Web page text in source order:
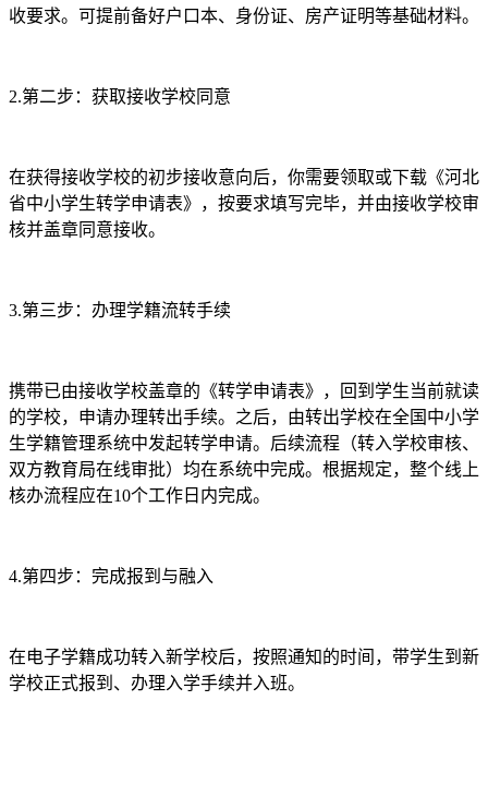
收要求。可提前备好户口本、身份证、房产证明等基础材料。
2.第二步：获取接收学校同意
在获得接收学校的初步接收意向后，你需要领取或下载《河北
省中小学生转学申请表》，按要求填写完毕，并由接收学校审
核并盖章同意接收。
3.第三步：办理学籍流转手续
携带已由接收学校盖章的《转学申请表》，回到学生当前就读
的学校，申请办理转出手续。之后，由转出学校在全国中小学
生学籍管理系统中发起转学申请。后续流程（转入学校审核、
双方教育局在线审批）均在系统中完成。根据规定，整个线上
核办流程应在10个工作日内完成。
4.第四步：完成报到与融入
在电子学籍成功转入新学校后，按照通知的时间，带学生到新
学校正式报到、办理入学手续并入班。